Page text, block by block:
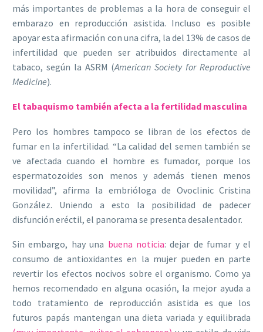
más importantes de problemas a la hora de conseguir el
embarazo en reproducción asistida. Incluso es posible
apoyar esta afirmación con una cifra, la del 13% de casos de
infertilidad que pueden ser atribuidos directamente al
tabaco, según la ASRM (American Society for Reproductive
Medicine).
El tabaquismo también afecta a la fertilidad masculina
Pero los hombres tampoco se libran de los efectos de
fumar en la infertilidad. “La calidad del semen también se
ve afectada cuando el hombre es fumador, porque los
espermatozoides son menos y además tienen menos
movilidad”, afirma la embrióloga de Ovoclinic Cristina
González. Uniendo a esto la posibilidad de padecer
disfunción eréctil, el panorama se presenta desalentador.
Sin embargo, hay una buena noticia: dejar de fumar y el
consumo de antioxidantes en la mujer pueden en parte
revertir los efectos nocivos sobre el organismo. Como ya
hemos recomendado en alguna ocasión, la mejor ayuda a
todo tratamiento de reproducción asistida es que los
futuros papás mantengan una dieta variada y equilibrada